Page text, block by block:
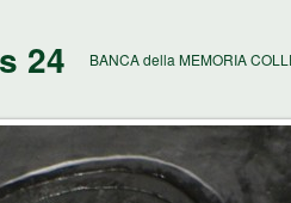
24 BANCA della MEMORIA